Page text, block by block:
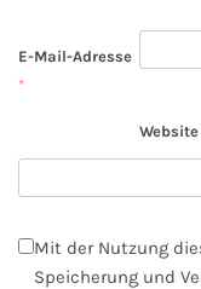
E-Mail-Adresse
*
Website
Mit der Nutzung
Speicherung und